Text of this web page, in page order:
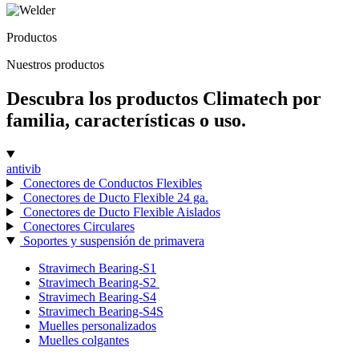
Inicio
Productos
Noticias
ES
Productos
Nuestros productos
Descubra los productos Climatech por
familia, características o uso.
antivib
Conectores de Conductos Flexibles
Conectores de Ducto Flexible 24 ga.
Conectores de Ducto Flexible Aislados
Conectores Circulares
Soportes y suspensión de primavera
Stravimech Bearing-S1
Stravimech Bearing-S2
Stravimech Bearing-S4
Stravimech Bearing-S4S
Muelles personalizados
Muelles colgantes